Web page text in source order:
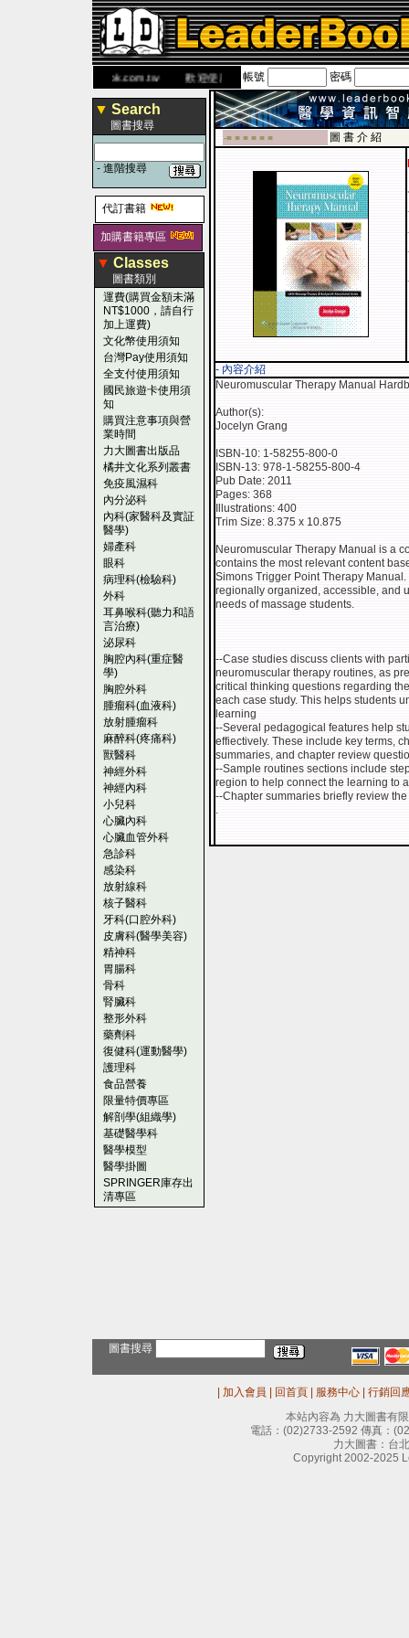
www.leaderbook.com.tw歡迎使用 國民旅遊卡！！
帳號 密碼
▼ Search
圖書搜尋
- 進階搜尋
代訂書籍
加購書籍專區
▼ Classes
圖書類別
運費(購買金額未滿
NT$1000，請自行
加上運費)
文化幣使用須知
台灣Pay使用須知
全支付使用須知
國民旅遊卡使用須
知
購買注意事項與營
業時間
力大圖書出版品
橘井文化系列叢書
免疫風濕科
內分泌科
內科(家醫科及實証
醫學)
婦產科
眼科
病理科(檢驗科)
外科
耳鼻喉科(聽力和語
言治療)
泌尿科
胸腔內科(重症醫
學)
胸腔外科
腫瘤科(血液科)
放射腫瘤科
麻醉科(疼痛科)
獸醫科
神經外科
神經內科
小兒科
心臟內科
心臟血管外科
急診科
感染科
放射線科
核子醫科
牙科(口腔外科)
皮膚科(醫學美容)
精神科
胃腸科
骨科
腎臟科
整形外科
藥劑科
復健科(運動醫學)
護理科
食品營養
限量特價專區
解剖學(組織學)
基礎醫學科
醫學模型
醫學掛圖
SPRINGER庫存出
清專區
-■ ■ ■ ■ ■ ■ 圖 書 介 紹
- 內容介紹
Neuromuscular Therapy Manual
Author(s):
Jocelyn Grang
ISBN-10: 1-58255-800-0
ISBN-13: 978-1-58255-800-4
Pub Date: 2011
Pages: 368
Illustrations: 400
Trim Size: 8.375 x 10.875
Neuromuscular Therapy Manual is a
contains the most relevant content
Simons Trigger Point Therapy
regionally organized, accessible, and
needs of massage students.
--Case studies discuss clients with
neuromuscular therapy routines, as
critical thinking questions regarding
each case study. This helps students
learning
--Several pedagogical features help
effiectively. These include key terms,
summaries, and chapter review
--Sample routines sections include
region to help connect the learning to
--Chapter summaries briefly review
.
圖書搜尋
加入會員 回首頁 服務中心
行銷回
本站內容為 力大圖書有
電話： (02)2733-2592 傳真：
力大圖書：台
Copyright 2002-2025